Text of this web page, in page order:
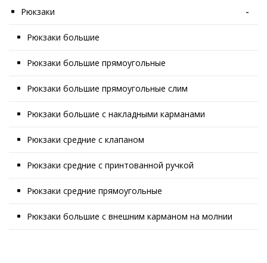
Рюкзаки -
Рюкзаки большие
Рюкзаки большие прямоугольные
Рюкзаки большие прямоугольные слим
Рюкзаки большие с накладными карманами
Рюкзаки средние с клапаном
Рюкзаки средние с принтованной ручкой
Рюкзаки средние прямоугольные
Рюкзаки большие с внешним карманом на молнии